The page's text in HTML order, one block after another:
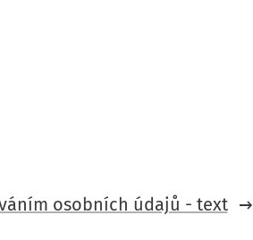
osobních údajů - text